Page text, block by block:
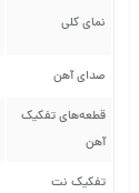
نمای کلی
صدای آهن
قطعه‌های تفکیک
آهن
تفکیک نت